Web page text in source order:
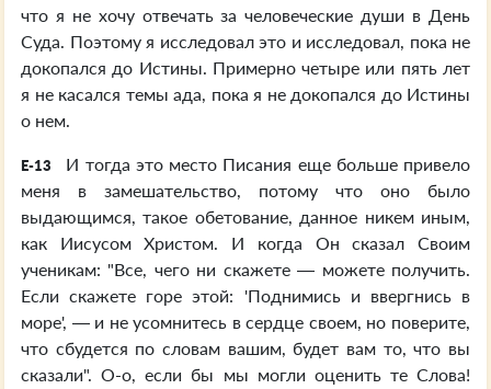
что я не хочу отвечать за человеческие души в День
Суда. Поэтому я исследовал это и исследовал, пока не
докопался до Истины. Примерно четыре или пять лет
я не касался темы ада, пока я не докопался до Истины
о нем.
E-13
И тогда это место Писания еще больше привело
меня в замешательство, потому что оно было
выдающимся, такое обетование, данное никем иным,
как Иисусом Христом. И когда Он сказал Своим
ученикам: "Все, чего ни скажете — можете получить.
Если скажете горе этой: 'Поднимись и ввергнись в
море', — и не усомнитесь в сердце своем, но поверите,
что сбудется по словам вашим, будет вам то, что вы
сказали". О-о, если бы мы могли оценить те Слова!